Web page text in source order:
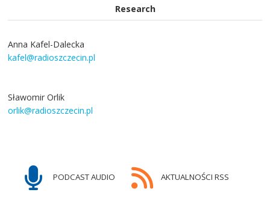
Research
Anna Kafel-Dalecka
kafel@radioszczecin.pl
Sławomir Orlik
orlik@radioszczecin.pl
PODCAST AUDIO AKTUALNOŚCI RSS